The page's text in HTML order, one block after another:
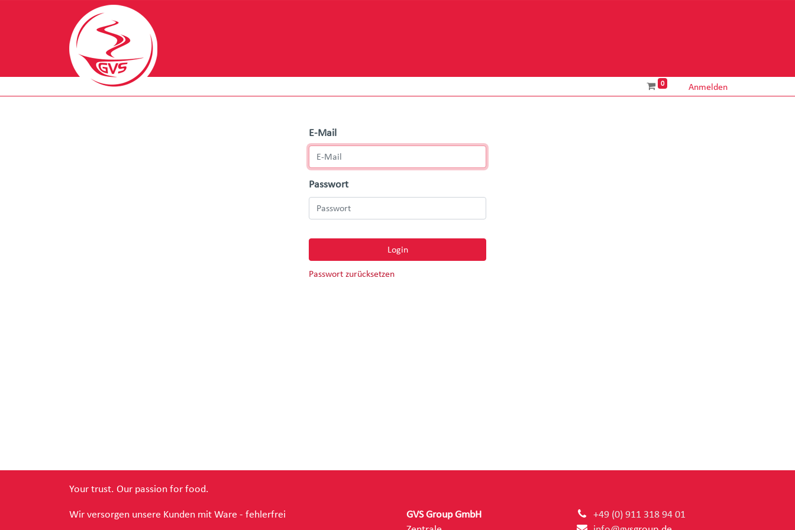
0 Anmelden
E-Mail
Passwort
Login
Passwort zurücksetzen
Your trust. Our passion for food.
Wir versorgen unsere Kunden mit Ware - fehlerfrei
GVS Group GmbH
+49 (0) 911 318 94 01